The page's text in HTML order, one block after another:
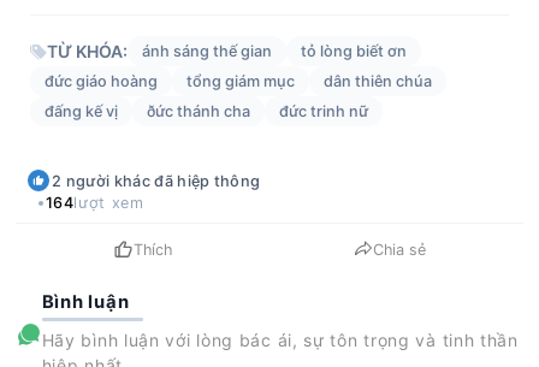
TỪ KHÓA: ánh sáng thế gian
tỏ lòng biết ơn
đức giáo hoàng
tổng giám mục
dân thiên chúa
đấng kế vị
ðức thánh cha đức trinh nữ
2 người khác đã hiệp thông
164lượt xem
Thích Chia sẻ
Bình luận
Hãy bình luận với lòng bác ái, sự tôn trọng và tinh thần